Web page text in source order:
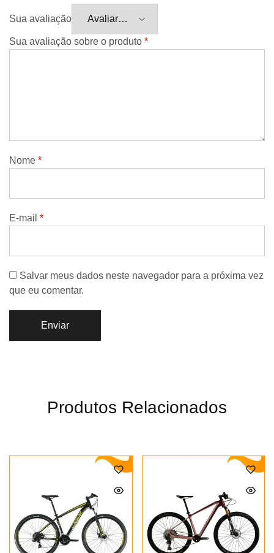
Sua avaliação
Sua avaliação sobre o produto *
Nome *
E-mail *
Salvar meus dados neste navegador para a próxima vez
que eu comentar.
Produtos Relacionados